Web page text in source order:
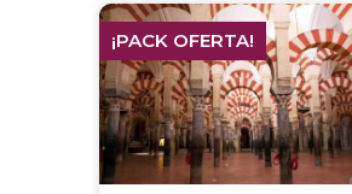
¡PACK OFERTA!